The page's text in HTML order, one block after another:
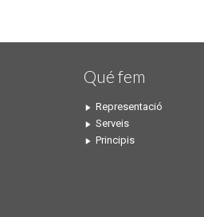
Qué fem
Representació
Serveis
Principis